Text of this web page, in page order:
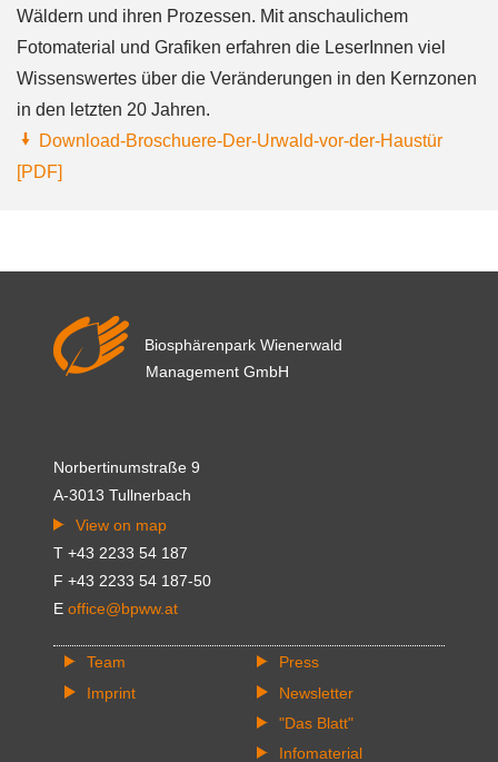
Wäldern und ihren Prozessen. Mit anschaulichem
Fotomaterial und Grafiken erfahren die LeserInnen viel
Wissenswertes über die Veränderungen in den Kernzonen
in den letzten 20 Jahren.
Download-Broschuere-Der-Urwald-vor-der-Haustür
[PDF]
Biosphärenpark Wienerwald
Management GmbH
Norbertinumstraße 9
A-3013 Tullnerbach
View on map
T +43 2233 54 187
F +43 2233 54 187-50
E office@bpww.at
Team
Imprint
Press
Newsletter
"Das Blatt"
Infomaterial